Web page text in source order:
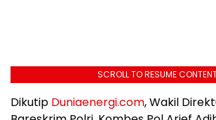
SCROLL TO RESUME
Dikutip Duniaenergi.com, Wakil